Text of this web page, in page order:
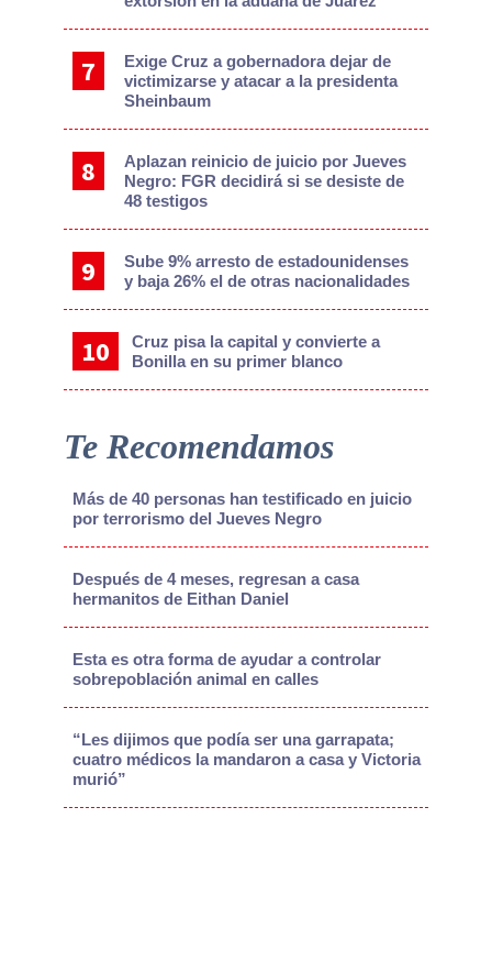
Exige Cruz a gobernadora dejar de
victimizarse y atacar a la presidenta
Sheinbaum
Aplazan reinicio de juicio por Jueves
Negro: FGR decidirá si se desiste de
48 testigos
Sube 9% arresto de estadounidenses
y baja 26% el de otras nacionalidades
Cruz pisa la capital y convierte a
Bonilla en su primer blanco
Te Recomendamos
Más de 40 personas han testificado en juicio
por terrorismo del Jueves Negro
Después de 4 meses, regresan a casa
hermanitos de Eithan Daniel
Esta es otra forma de ayudar a controlar
sobrepoblación animal en calles
“Les dijimos que podía ser una garrapata;
cuatro médicos la mandaron a casa y Victoria
murió”